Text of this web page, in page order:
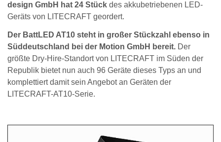
design GmbH hat 24 Stück des akkubetriebenen LED-
Geräts von LITECRAFT geordert.
Der BattLED AT10 steht in großer Stückzahl ebenso in
Süddeutschland bei der Motion GmbH bereit. Der
größte Dry-Hire-Standort von LITECRAFT im Süden der
Republik bietet nun auch 96 Geräte dieses Typs an und
komplettiert damit sein Angebot an Geräten der
LITECRAFT-AT10-Serie.